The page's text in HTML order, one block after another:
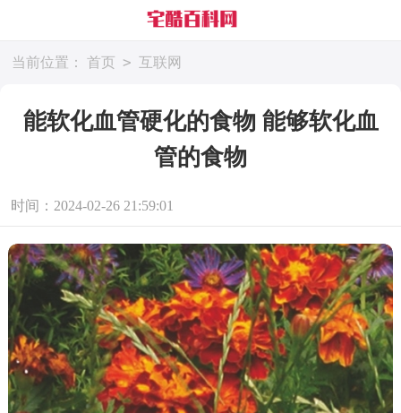
当前位置： 首页 > 互联网
能软化血管硬化的食物 能够软化血
管的食物
时间：2024-02-26 21:59:01